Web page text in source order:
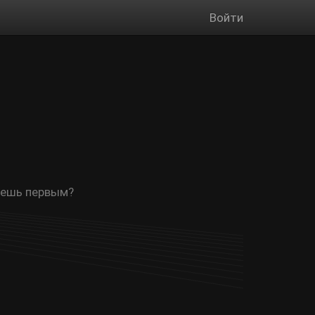
Войти
первым?